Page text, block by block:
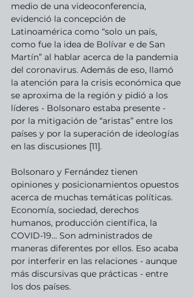
medio de una videoconferencia,
evidenció la concepción de
Latinoamérica como “solo un país,
como fue la idea de Bolívar e de San
Martín” al hablar acerca de la pandemia
del coronavirus. Además de eso, llamó
la atención para la crisis económica que
se aproxima de la región y pidió a los
líderes - Bolsonaro estaba presente -
por la mitigación de “aristas” entre los
países y por la superación de ideologías
en las discusiones [11].
Bolsonaro y Fernández tienen
opiniones y posicionamientos opuestos
acerca de muchas temáticas políticas.
Economía, sociedad, derechos
humanos, producción científica, la
COVID-19… Son administrados de
maneras diferentes por ellos. Eso acaba
por interferir en las relaciones - aunque
más discursivas que prácticas - entre
los dos países.